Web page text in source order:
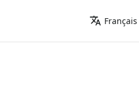
Français